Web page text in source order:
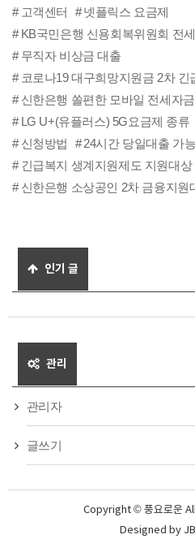
고객센터
넷플릭스 요금제
KB국민은행 신용회복위원회 전
무직자 비상금 대출
코로나19 대구희망지원금 2차 긴
신한은행 쏠편한 모바일 전세자
LG U+(유플러스) 5G요금제 종류
신청방법
24시간 당일대출 가
긴급복지 생계지원제도 지원대상
신한은행 소상공인 2차 금융지원
인기 글
관리
관리자
글쓰기
Copyright © 풍요로운
Designed by